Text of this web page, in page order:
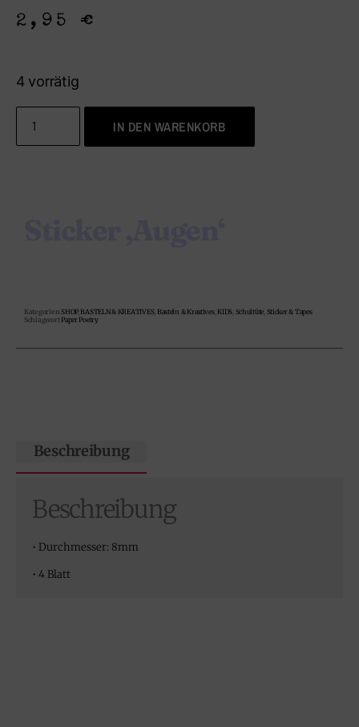
2,95 €
4 vorrätig
IN DEN WARENKORB
Kategorien SHOP, BASTELN & KREATIVES, Basteln & Kreatives, KIDS Schultüte Sticker & Tapes
Schlagwort Paper Poetry
Beschreibung
Beschreibung
• Durchmesser: 8mm
• 4 Blatt